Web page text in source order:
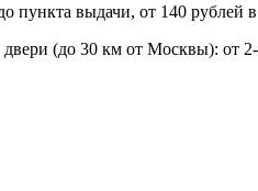
выдачи, от 140 рублей
(до 30 км от Москвы): от